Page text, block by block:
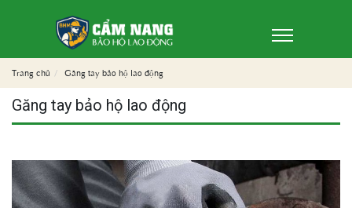
Trang chủ Găng tay bảo hộ lao động
Găng tay bảo hộ lao động